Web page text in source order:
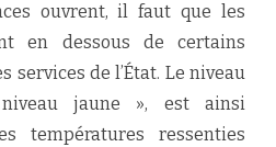
ouvrent, il faut que les
en dessous de certains
services de l’État. Le niveau
jaune », est ainsi
températures ressenties